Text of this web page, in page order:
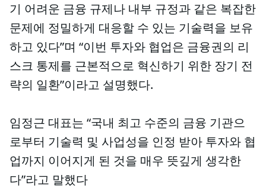
기 어려운 금융 규제나 내부 규정과 같은 복잡한
문제에 정밀하게 대응할 수 있는 기술력을 보유
하고 있다”며 “이번 투자와 협업은 금융권의 리
스크 통제를 근본적으로 혁신하기 위한 장기 전
략의 일환”이라고 설명했다.
임정근 대표는 “국내 최고 수준의 금융 기관으
로부터 기술력 및 사업성을 인정 받아 투자와 협
업까지 이어지게 된 것을 매우 뜻깊게 생각한
다”라고 말했다